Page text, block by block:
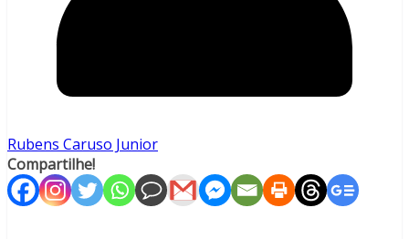
Rubens Caruso Junior
Compartilhe!